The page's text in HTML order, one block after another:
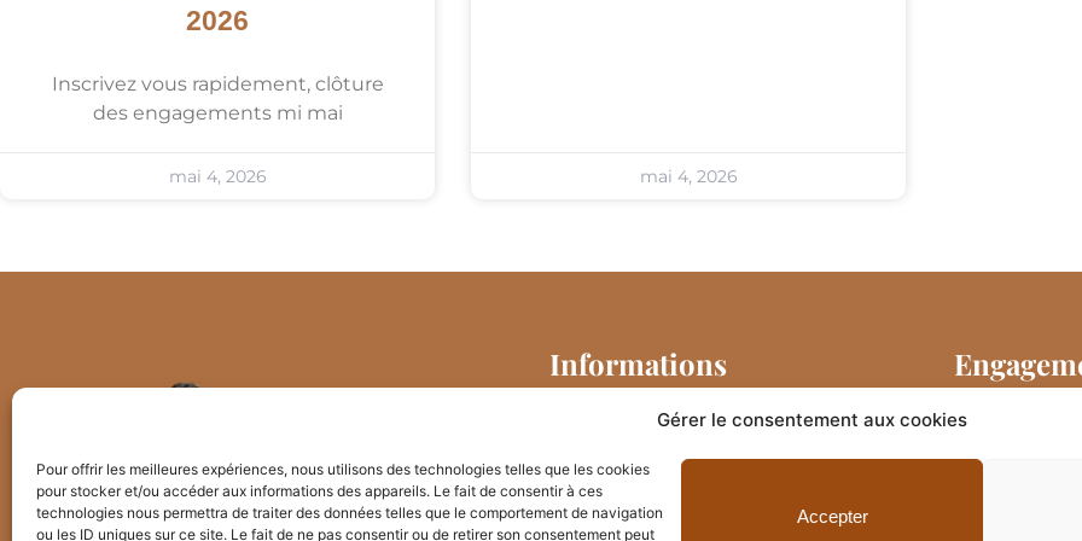
Gérer le consentement aux cookies
Pour offrir les meilleures expériences, nous utilisons des technologies telles que les cookies
pour stocker et/ou accéder aux informations des appareils. Le fait de consentir à ces
technologies nous permettra de traiter des données telles que le comportement de navigation
ou les ID uniques sur ce site. Le fait de ne pas consentir ou de retirer son consentement peut
Accepter
2026
Inscrivez vous rapidement, clôture
des engagements mi mai
mai 4, 2026 mai 4, 2026
Informations
Mentions légales
Politique de confidentialité
F
T
Pour